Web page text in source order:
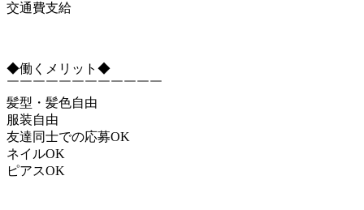
交通費支給
◆働くメリット◆
￣￣￣￣￣￣￣￣￣￣￣￣
髪型・髪色自由
服装自由
友達同士での応募OK
ネイルOK
ピアスOK